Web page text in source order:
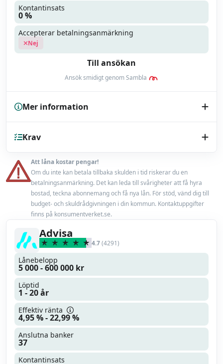
Till ansökan
Ansök smidigt genom Sambla
Kontantinsats
0 %
Accepterar betalningsanmärkning
Nej
Mer information
Kreditupplysning UC
Endast bilhandlare
Låneförsäkring Ja
Max belåningsgrad 100 %
Uppläggningsavgift
Läs mer
Krav
Minst 18 år
En fast inkomst från anställning eller pension
Accepterar ej betalningsanmärkning
Att låna kostar pengar!
Om du inte kan betala tillbaka skulden i tid riskerar du en
betalningsanmärkning. Det kan leda till svårigheter att få hyra
bostad, teckna abonnemang och få nya lån. För stöd, vänd dig till
budget- och skuldrådgivningen i din kommun. Kontaktuppgifter
finns på konsumentverket.se.
Advisa
4.7(4291)
Lånebelopp
5 000 - 600 000 kr
Löptid
1 - 20 år
Effektiv ränta
4,95 % - 22,99 %
Anslutna banker
37
Kontantinsats